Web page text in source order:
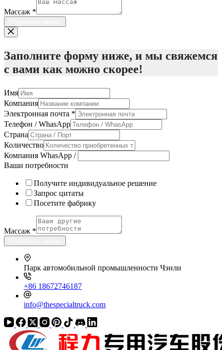
Массаж *
Заполните форму ниже, и мы свяжемся
с вами как можно скорее!
Имя
Компания
Электронная почта *
Телефон / WhasApp
Страна
Количество
Компания WhasApp /
Ваши потребности
Получите индивидуальное решение
Запрос цитаты
Посетите фабрику
Массаж *
Парк автомобильной промышленности Чэнли
+86 18672746187
info@thespecialtruck.com